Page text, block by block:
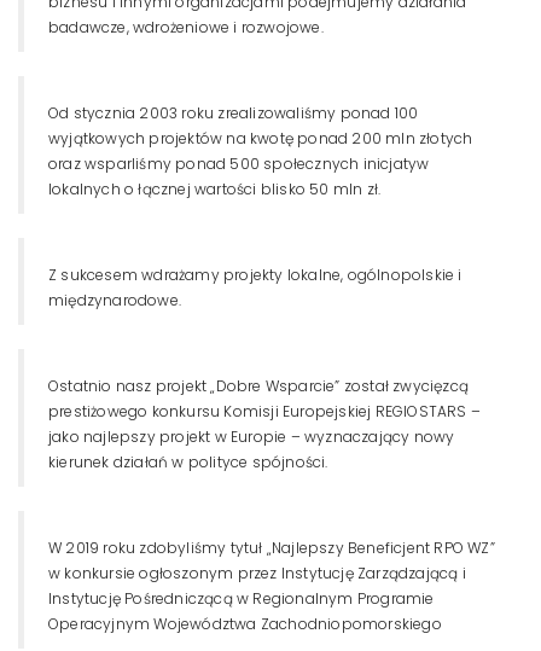
badawcze, wdrożeniowe i rozwojowe.
Od stycznia 2003 roku zrealizowaliśmy ponad 100
wyjątkowych projektów na kwotę ponad 200 mln złotych
oraz wsparliśmy ponad 500 społecznych inicjatyw
lokalnych o łącznej wartości blisko 50 mln zł.
Z sukcesem wdrażamy projekty lokalne, ogólnopolskie i
międzynarodowe.
Ostatnio nasz projekt „Dobre Wsparcie” został zwycięzcą
prestiżowego konkursu Komisji Europejskiej REGIOSTARS –
jako najlepszy projekt w Europie – wyznaczający nowy
kierunek działań w polityce spójności.
W 2019 roku zdobyliśmy tytuł „Najlepszy Beneficjent RPO WZ”
w konkursie ogłoszonym przez Instytucję Zarządzającą i
Instytucję Pośredniczącą w Regionalnym Programie
Operacyjnym Województwa Zachodniopomorskiego